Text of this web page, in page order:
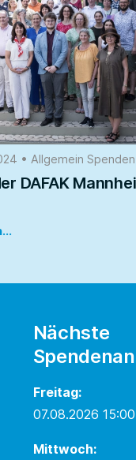
• AllgemeinSpenden
DAFAK
Nächste
Freitag:
07.08.2026
Mittwoch: